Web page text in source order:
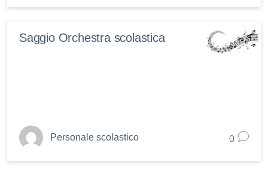
Saggio Orchestra scolastica
Personale scolastico 0